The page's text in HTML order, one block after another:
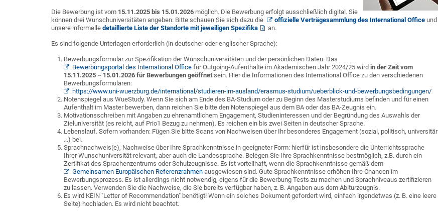
Die Bewerbung ist vom 15.11.2025 bis 15.01.2026 möglich. Die Bewerbung erfolgt ausschließlich digital. Sie
können drei Wunschuniversitäten angeben. Bitte schauen Sie sich dazu die
offizielle Verträgesammlung des International Officeund
unsere informelle detaillierte Liste der Standorte mit jeweiligen Spezifika an.
Es sind folgende Unterlagen erforderlich (in deutscher oder englischer Sprache):
Bewerbungsformular zur Spezifikation der Wunschuniversitäten und der persönlichen Daten. Das
Bewerbungsportal des International Officefür Outgoing-Aufenthalte im Akademischen Jahr 2024/25 wird in der Zeit vom
15.11.2025 – 15.01.2026 für Bewerbungen geöffnet sein. Hier die Informationen des International Office zu den verschiedenen
Bewerbungsformularen:
https://www.uni-wuerzburg.de/international/studieren-im-ausland/erasmus-studium/ueberblick-und-bewerbungsbedingungen/
Notenspiegel aus WueStudy. Wenn Sie sich am Ende des BA-Studium oder zu Beginn des Masterstudiums befinden und für einen
Aufenthalt im Master bewerben, dann reichen Sie bitte den Notenspiegel aus dem BA oder das BA-Zeugnis ein.
Motivationsschreiben mit Angaben zu ehrenamtlichem Engagement, Studieninteressen und der Begründung des Auswahls der
Zieluniversität (es reicht, auf Prio1 Bezug zu nehmen). Es reichen ein bis zwei Seiten in deutscher Sprache.
Lebenslauf. Sofern vorhanden: Fügen Sie bitte Scans von Nachweisen über Ihr besonderes Engagement (sozial, politisch, universitär
...) bei.
Sprachnachweis(e), Nachweise über Ihre Sprachkenntnisse in geeigneter Form: hierfür ist insbesondere die Unterrichtssprache
Ihrer Wunschuniversität relevant, aber auch die Landessprache. Belegen Sie Ihre Sprachkenntnisse bestmöglich, z.B. durch ein
Zertifikat des Sprachenzentrums oder Schulzeugnisse. Es ist vorteilhaft, wenn die Sprachkenntnisse gemäß dem
Gemeinsamen Europäischen Referenzrahmenausgewiesen sind. Gute Sprachkenntnisse erhöhen Ihre Chancen im
Bewerbungsprozess. Es ist allerdings nicht notwendig, eigens für die Bewerbung Tests zu machen und Sprachniveaus zertifizieren
zu lassen. Verwenden Sie die Nachweise, die Sie bereits verfügbar haben, z. B. Angaben aus dem Abiturzeugnis.
Es wird KEIN "Letter of Recommendation" benötigt! Wenn ein solches Dokument gefordert wird, einfach irgendetwas (z. B. eine leere
Seite) hochladen. Es wird nicht beachtet.